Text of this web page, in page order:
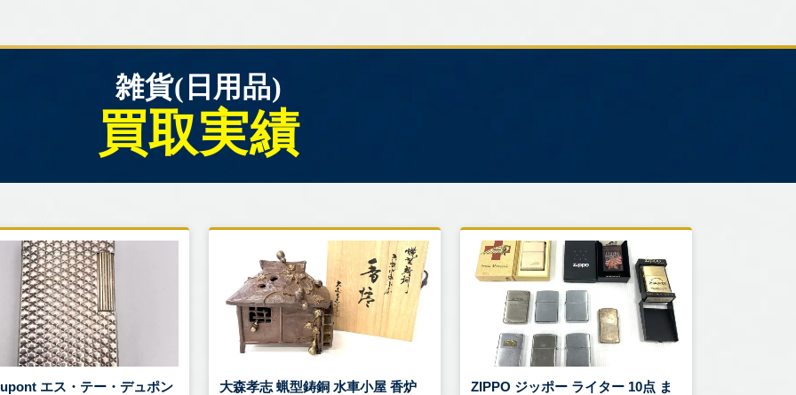
雑貨(日用品)
買取実績
エス・テー・デュポン
大森孝志 蝋型鋳銅 水車小屋 香炉
ZIPPO ジッポー ライター 10点 ま